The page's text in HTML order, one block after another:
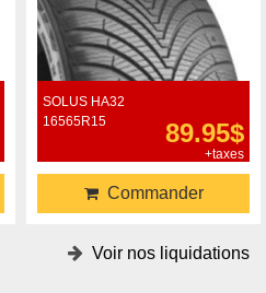
SOLUS HA32
16565R15
89.95$
+taxes
Commander
Voir nos liquidations